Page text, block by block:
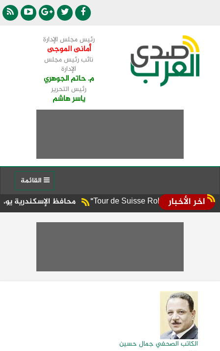
رئيس مجلس الإدارة
أمانى الموجى
نائب رئيس مجلس
الإدارة
م. حاتم الجوهري
رئيس التحرير
ياسر هاشم
اخر الأخبار محافظ الإسكندرية يوجه برفع
الكاتب الصحفي جمال حسين